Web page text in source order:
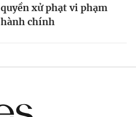
quyền xử phạt vi phạm
hành chính